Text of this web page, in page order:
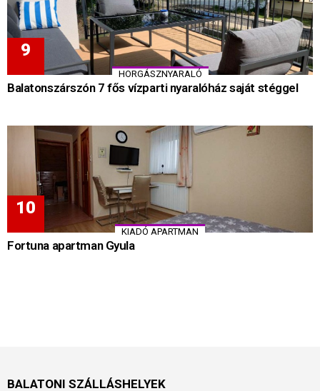
HORGÁSZNYARALÓ
Balatonszárszón 7 fős vízparti nyaralóház saját stéggel
KIADÓ APARTMAN
Fortuna apartman Gyula
BALATONI SZÁLLÁSHELYEK